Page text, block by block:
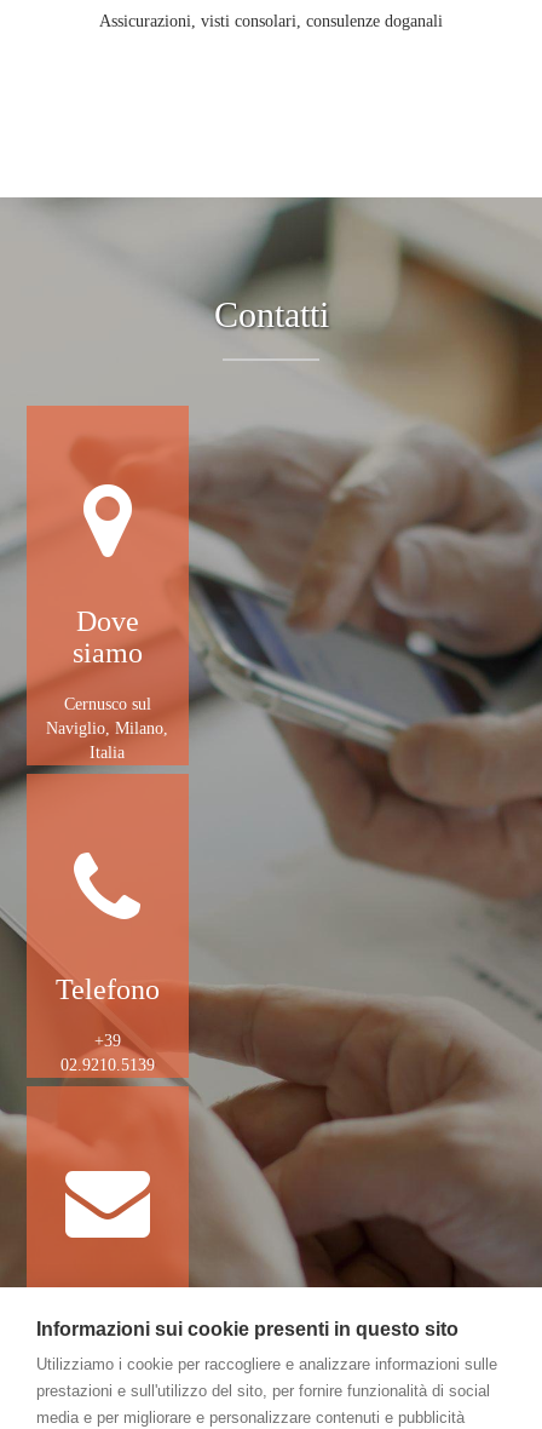
Assicurazioni, visti consolari, consulenze doganali
Contatti
Dove
siamo
Cernusco sul
Naviglio, Milano,
Italia
Telefono
+39
02.9210.5139
gamco@gamco.it
Informazioni sui cookie presenti in questo sito
Utilizziamo i cookie per raccogliere e analizzare informazioni sulle
prestazioni e sull'utilizzo del sito, per fornire funzionalità di social
media e per migliorare e personalizzare contenuti e pubblicità